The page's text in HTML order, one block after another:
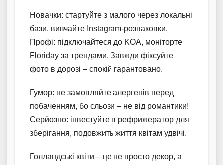
Новачки: стартуйте з малого через локальні
бази, вивчайте Instagram-розпаковки.
Профі: підключайтеся до KOA, моніторте
Floriday за трендами. Завжди фіксуйте
фото в дорозі – спокій гарантовано.
Гумор: не замовляйте алергенів перед
побаченням, бо сльози – не від романтики!
Серйозно: інвестуйте в рефрижератор для
зберігання, подовжить життя квітам удвічі.
Голландські квіти – це не просто декор, а